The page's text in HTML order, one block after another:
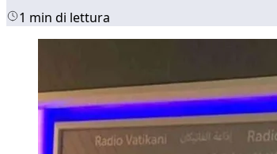
1 min di lettura